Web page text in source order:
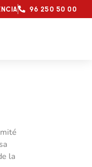
96 250 50 00
la